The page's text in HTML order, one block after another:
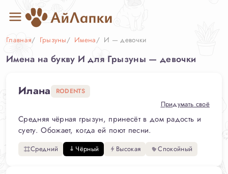
Главная Грызуны Имена И — девочки
Имена на букву И для Грызуны — девочки
Илана RODENTS
Придумать своё
Средняя чёрная грызун, принесёт в дом радость и
суету. Обожает, когда ей поют песни.
Средний Чёрный Высокая Спокойный